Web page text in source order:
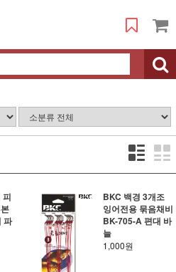
피
파
BKC 백경 3개조
잉어전용 묶음채비
BK-705-A 편대 바
늘
1,000원